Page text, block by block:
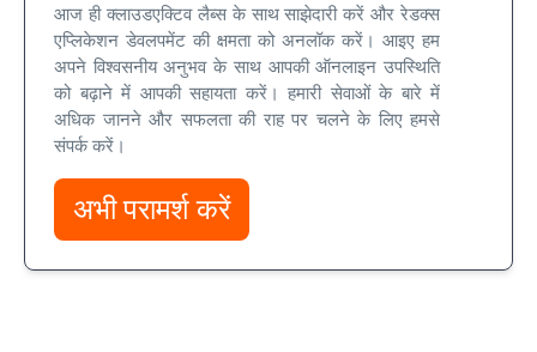
आज ही क्लाउडएक्टिव लैब्स के साथ साझेदारी करें और रेडक्स
एप्लिकेशन डेवलपमेंट की क्षमता को अनलॉक करें। आइए हम
अपने विश्वसनीय अनुभव के साथ आपकी ऑनलाइन उपस्थिति
को बढ़ाने में आपकी सहायता करें। हमारी सेवाओं के बारे में
अधिक जानने और सफलता की राह पर चलने के लिए हमसे
संपर्क करें।
अभी परामर्श करें